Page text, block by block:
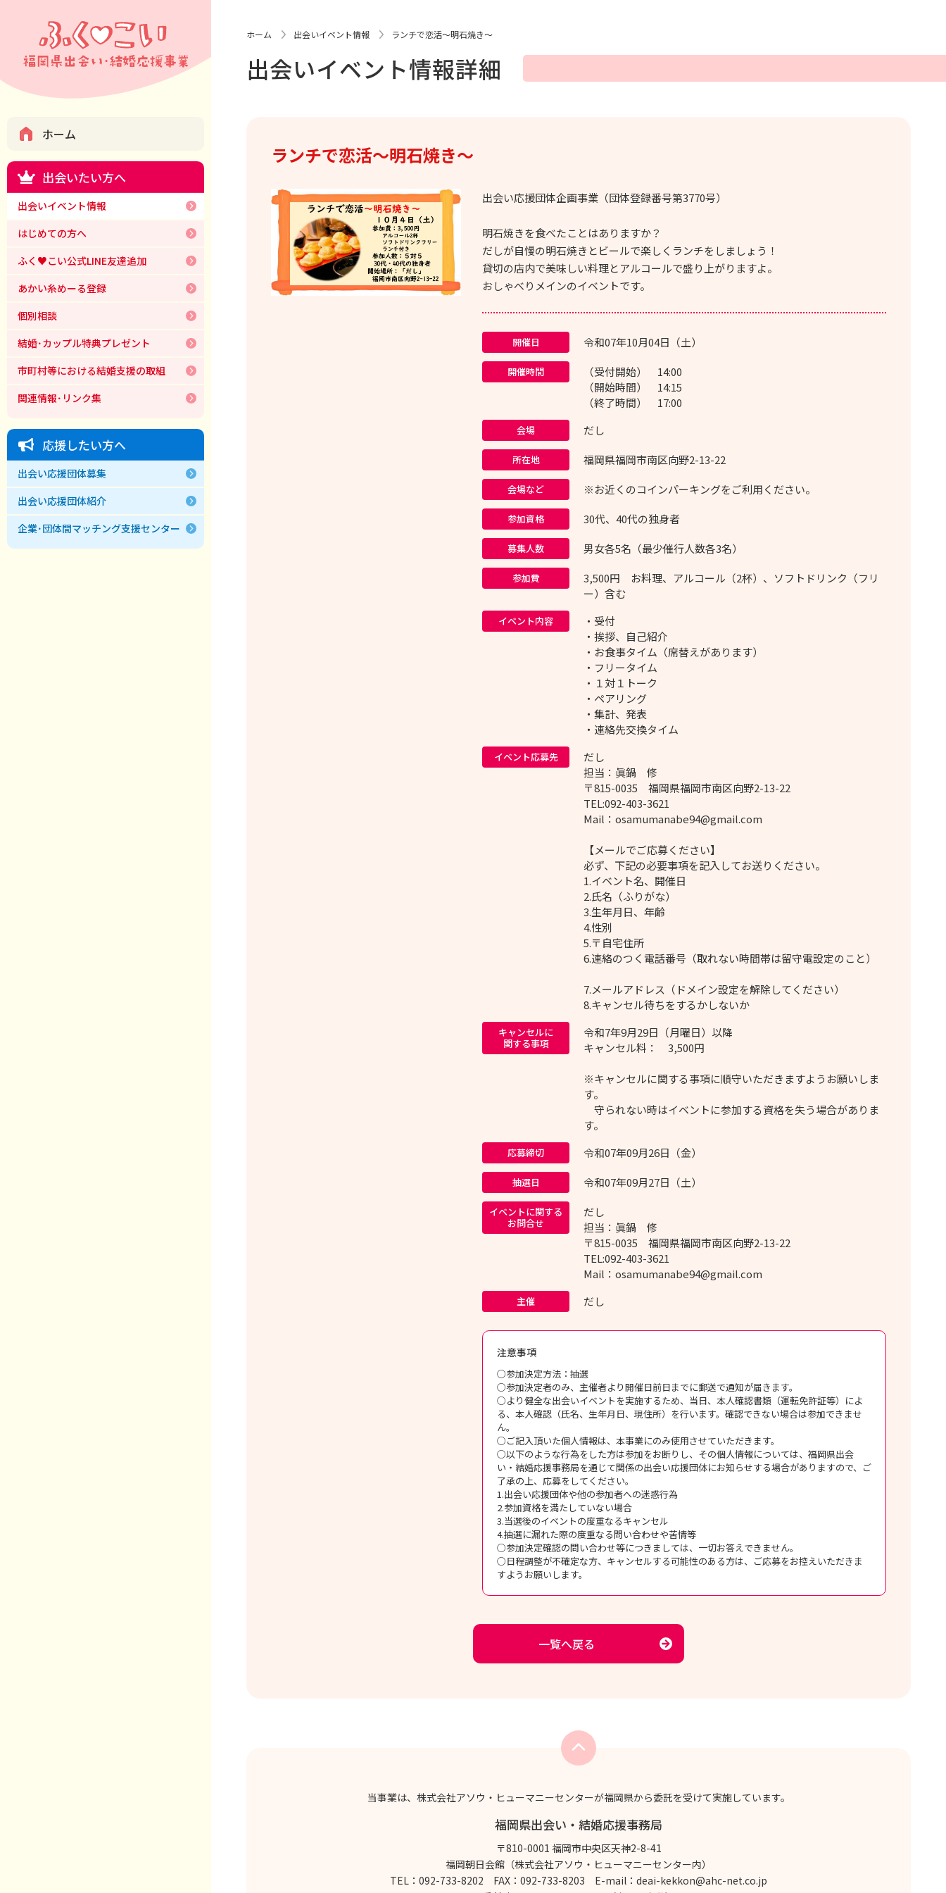
ホーム
出会いたい方へ
出会いイベント情報
はじめての方へ
ふく♥こい公式LINE友達追加
あかい糸めーる登録
個別相談
結婚･カップル特典プレゼント
市町村等における結婚支援の取組
関連情報･リンク集
応援したい方へ
出会い応援団体募集
出会い応援団体紹介
企業･団体間マッチング支援センター
ホーム 出会いイベント情報 ランチで恋活～明石焼き～
出会いイベント情報詳細
ランチで恋活～明石焼き～
出会い応援団体企画事業（団体登録番号第3770号）
明石焼きを食べたことはありますか？
だしが自慢の明石焼きとビールで楽しくランチをしましょう！
貸切の店内で美味しい料理とアルコールで盛り上がりますよ。
おしゃべりメインのイベントです。
開催日 令和07年10月04日（土）
開催時間
（受付開始） 14:00
（開始時間） 14:15
（終了時間） 17:00
会場 だし
所在地 福岡県福岡市南区向野2-13-22
会場など ※お近くのコインパーキングをご利用ください。
参加資格 30代、40代の独身者
募集人数 男女各5名（最少催行人数各3名）
参加費
3,500円 お料理、アルコール（2杯）、ソフトドリンク（フリ
ー）含む
イベント内容
・受付
・挨拶、自己紹介
・お食事タイム（席替えがあります）
・フリータイム
・１対１トーク
・ペアリング
・集計、発表
・連絡先交換タイム
イベント応募先
だし
担当：眞鍋 修
〒815-0035 福岡県福岡市南区向野2-13-22
TEL:092-403-3621
Mail：osamumanabe94@gmail.com
【メールでご応募ください】
必ず、下記の必要事項を記入してお送りください。
1.イベント名、開催日
2.氏名（ふりがな）
3.生年月日、年齢
4.性別
5.〒自宅住所
6.連絡のつく電話番号（取れない時間帯は留守電設定のこと）
7.メールアドレス（ドメイン設定を解除してください）
8.キャンセル待ちをするかしないか
キャンセルに
関する事項
令和7年9月29日（月曜日）以降
キャンセル料： 3,500円
※キャンセルに関する事項に順守いただきますようお願いしま
す。
守られない時はイベントに参加する資格を失う場合がありま
す。
応募締切 令和07年09月26日（金）
抽選日 令和07年09月27日（土）
イベントに関する
お問合せ
だし
担当：眞鍋 修
〒815-0035 福岡県福岡市南区向野2-13-22
TEL:092-403-3621
Mail：osamumanabe94@gmail.com
主催 だし
注意事項
○参加決定方法：抽選
○参加決定者のみ、主催者より開催日前日までに郵送で通知が届きます。
○より健全な出会いイベントを実施するため、当日、本人確認書類（運転免許証等）によ
る、本人確認（氏名、生年月日、現住所）を行います。確認できない場合は参加できませ
ん。
○ご記入頂いた個人情報は、本事業にのみ使用させていただきます。
○以下のような行為をした方は参加をお断りし、その個人情報については、福岡県出会
い・結婚応援事務局を通じて関係の出会い応援団体にお知らせする場合がありますので、ご
了承の上、応募をしてください。
1.出会い応援団体や他の参加者への迷惑行為
2.参加資格を満たしていない場合
3.当選後のイベントの度重なるキャンセル
4.抽選に漏れた際の度重なる問い合わせや苦情等
○参加決定確認の問い合わせ等につきましては、一切お答えできません。
○日程調整が不確定な方、キャンセルする可能性のある方は、ご応募をお控えいただきま
すようお願いします。
一覧へ戻る
当事業は、株式会社アソウ・ヒューマニーセンターが福岡県から委託を受けて実施しています。
福岡県出会い・結婚応援事務局
〒810-0001 福岡市中央区天神2-8-41
福岡朝日会館（株式会社アソウ・ヒューマニーセンター内）
TEL：092-733-8202 FAX：092-733-8203 E-mail： deai-kekkon@ahc-net.co.jp